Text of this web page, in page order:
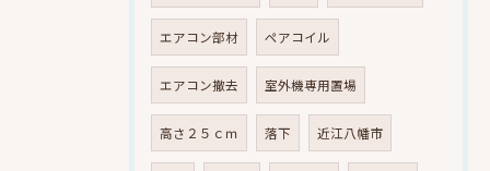
エアコン部材 ペアコイル
エアコン撤去 室外機専用置場
高さ２５ｃｍ 落下 近江八幡市